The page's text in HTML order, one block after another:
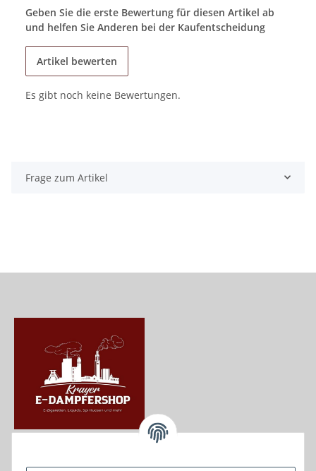
Geben Sie die erste Bewertung für diesen Artikel ab
und helfen Sie Anderen bei der Kaufentscheidung
Artikel bewerten
Es gibt noch keine Bewertungen.
Frage zum Artikel